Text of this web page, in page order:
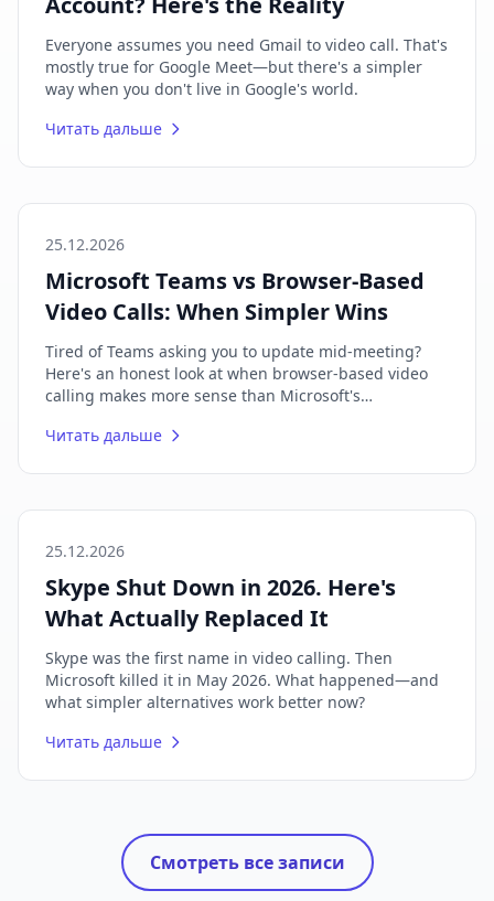
Everyone assumes you need Gmail to video call. That's
mostly true for Google Meet—but there's a simpler
way when you don't live in Google's world.
Читать дальше
25.12.2026
Microsoft Teams vs Browser-Based
Video Calls: When Simpler Wins
Tired of Teams asking you to update mid-meeting?
Here's an honest look at when browser-based video
calling makes more sense than Microsoft's
Читать дальше
25.12.2026
Skype Shut Down in 2026. Here's
What Actually Replaced It
Skype was the first name in video calling. Then
Microsoft killed it in May 2026. What happened—and
what simpler alternatives work better now?
Читать дальше
Смотреть все записи